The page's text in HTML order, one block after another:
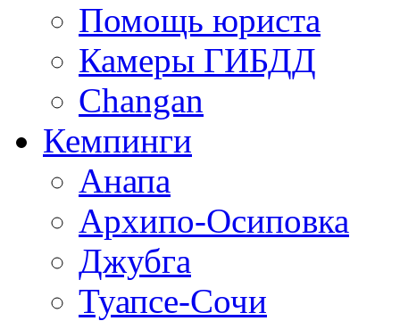
Помощь юриста
Камеры ГИБДД
Сhangan
Кемпинги
Анапа
Архипо-Осиповка
Джубга
Туапсе-Сочи